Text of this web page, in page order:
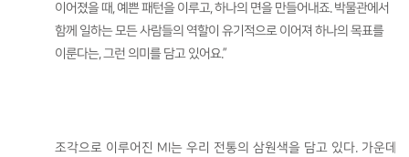
이어졌을 때, 예쁜 패턴을 이루고, 하나의 면을 만들어내죠. 박물관에서
함께 일하는 모든 사람들의 역할이 유기적으로 이어져 하나의 목표를
이룬다는, 그런 의미를 담고 있어요.”
조각으로 이루어진 MI는 우리 전통의 삼원색을 담고 있다. 가운데의